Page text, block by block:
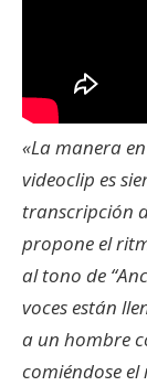
«La manera
videoclip es
transcripción
propone el
al tono de
voces están
a un hombre
comiéndose